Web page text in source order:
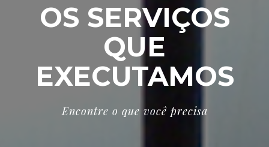
OS SERVIÇOS
QUE
EXECUTAMOS
Encontre o que você precisa